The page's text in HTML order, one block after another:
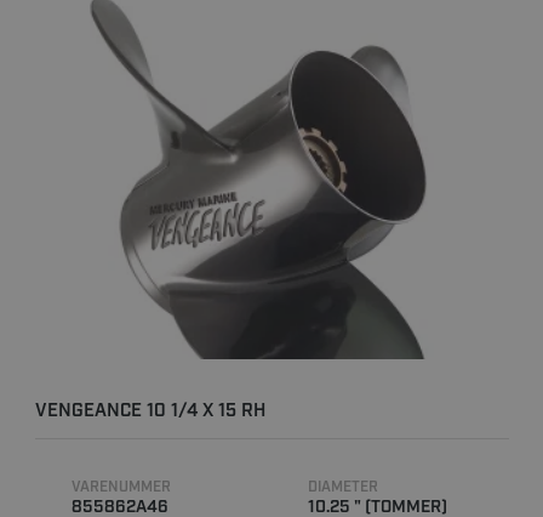
VENGEANCE 10 1/4 X 15 RH
VARENUMMER
855862A46
DIAMETER
10.25 " (TOMMER)